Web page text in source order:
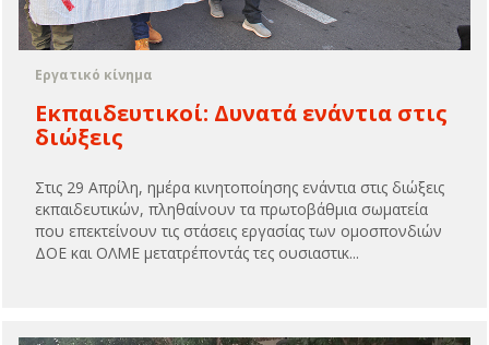
Εργατικό κίνημα
Εκπαιδευτικοί: Δυνατά ενάντια στις
διώξεις
Στις 29 Απρίλη, ημέρα κινητοποίησης ενάντια στις διώξεις
εκπαιδευτικών, πληθαίνουν τα πρωτοβάθμια σωματεία
που επεκτείνουν τις στάσεις εργασίας των ομοσπονδιών
ΔΟΕ και ΟΛΜΕ μετατρέποντάς τες ουσιαστικ...